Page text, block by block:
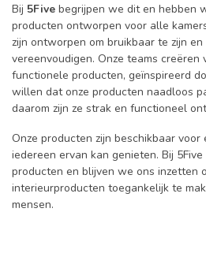
Bij 5Five begrijpen we dit en hebben
producten ontworpen voor alle
zijn ontworpen om bruikbaar te zijn
vereenvoudigen. Onze teams creëren
functionele producten, geïnspireerd
willen dat onze producten naadloos
daarom zijn ze strak en functioneel
Onze producten zijn beschikbaar voor
iedereen ervan kan genieten. Bij
producten en blijven we ons inzetten
interieurproducten toegankelijk te
mensen.